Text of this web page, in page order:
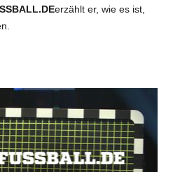
erzählt er, wie es ist,